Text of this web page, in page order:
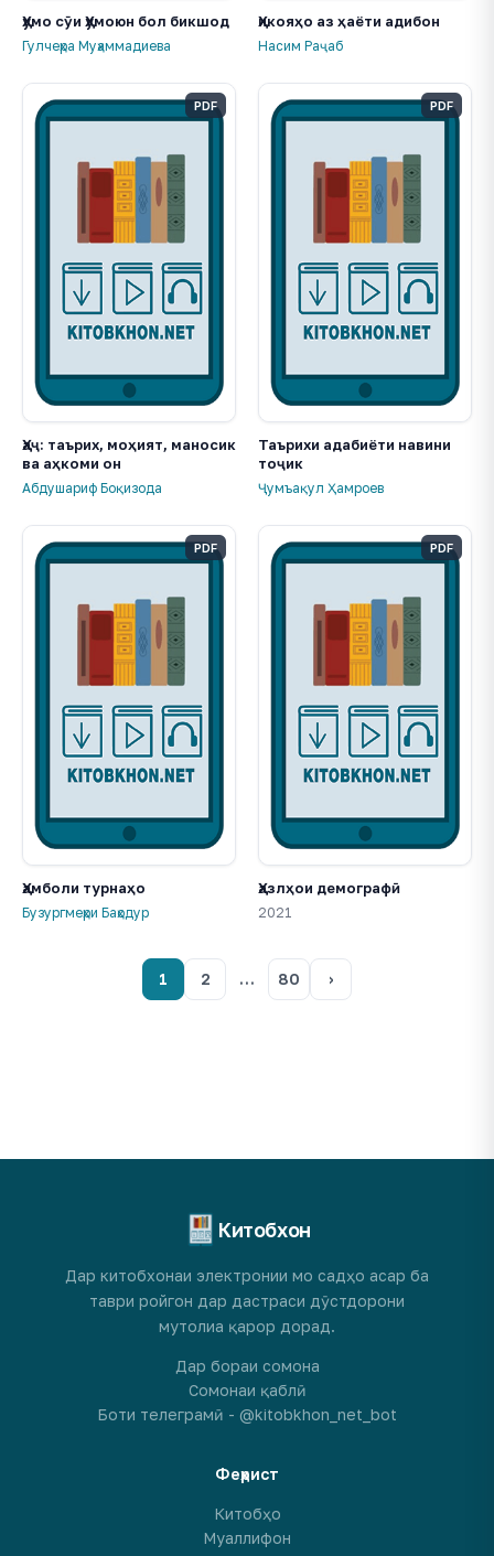
Ҳумо сӯи Ҳумоюн бол бикшод
Гулчеҳра Муҳаммадиева
Ҳикояҳо аз ҳаёти адибон
Насим Раҷаб
PDF
Ҳаҷ: таърих, моҳият, маносик
ва аҳкоми он
Абдушариф Боқизода
PDF
Таърихи адабиёти навини
тоҷик
Ҷумъақул Ҳамроев
PDF
Ҳамболи турнаҳо
Бузургмеҳри Баҳодур
PDF
Ҳазлҳои демографӣ
2021
1 2 … 80 ›
Китобхон
Дар китобхонаи электронии мо садҳо асар ба
таври ройгон дар дастраси дӯстдорони
мутолиа қарор дорад.
Дар бораи сомона
Сомонаи қаблӣ
Боти телеграмӣ - @kitobkhon_net_bot
Феҳрист
Китобҳо
Муаллифон